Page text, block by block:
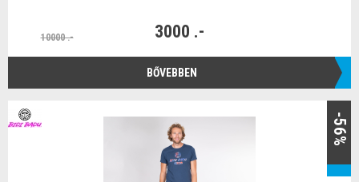
10000 .- 3000 .-
BŐVEBBEN
-56%